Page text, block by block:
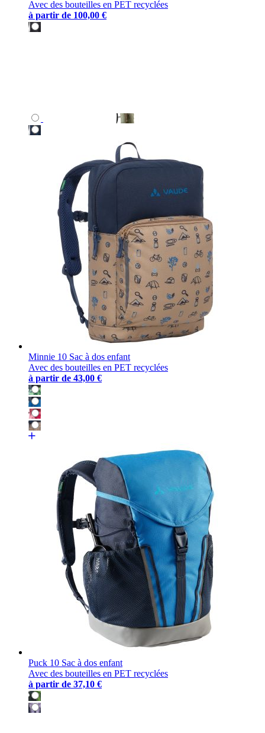
Avec des bouteilles en PET recyclées
à partir de 100,00 €
Minnie 10 Sac à dos enfant
Avec des bouteilles en PET recyclées
à partir de 43,00 €
Puck 10 Sac à dos enfant
Avec des bouteilles en PET recyclées
à partir de 37,10 €